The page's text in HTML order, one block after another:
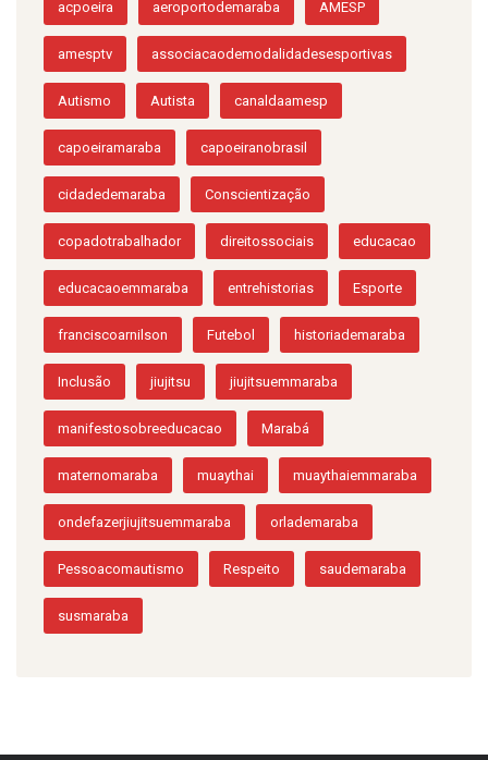
acpoeira aeroportodemaraba AMESP
amesptv associacaodemodalidadesesportivas
Autismo Autista canaldaamesp
capoeiramaraba capoeiranobrasil
cidadedemaraba Conscientização
copadotrabalhador direitossociais educacao
educacaoemmaraba entrehistorias Esporte
franciscoarnilson Futebol historiademaraba
Inclusão jiujitsu jiujitsuemmaraba
manifestosobreeducacao Marabá
maternomaraba muaythai muaythaiemmaraba
ondefazerjiujitsuemmaraba orlademaraba
Pessoacomautismo Respeito saudemaraba
susmaraba